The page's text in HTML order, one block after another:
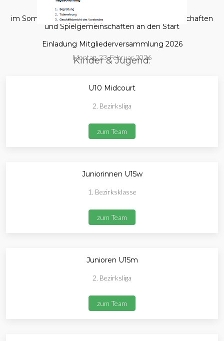
Einladung Mitgliederversammlung 2026
Montag, 23. Februar 2026
im Sommer 2025 gehen wir mit folgenden Mannschaften
und Spielgemeinschaften an den Start
Kinder & Jugend:
U10 Midcourt
2. Bezirksliga
zum Team
Juniorinnen U15w
1. Bezirksklasse
zum Team
Junioren U15m
2. Bezirksliga
zum Team